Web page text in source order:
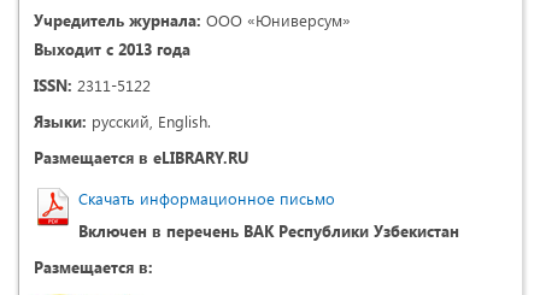
Учредитель журнала: ООО «Юниверсум»
Выходит с 2013 года
ISSN: 2311-5122
Языки: русский, English.
Размещается в eLIBRARY.RU
Скачать информационное письмо
Включен в перечень ВАК Республики Узбекистан
Размещается в: